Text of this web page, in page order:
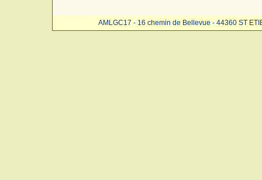
AMLGC17 - 16 chemin de Bellevue - 44360 ST